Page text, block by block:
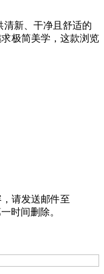
清新、干净且舒适的
极简美学，这款浏览
请发送邮件至
时间删除。